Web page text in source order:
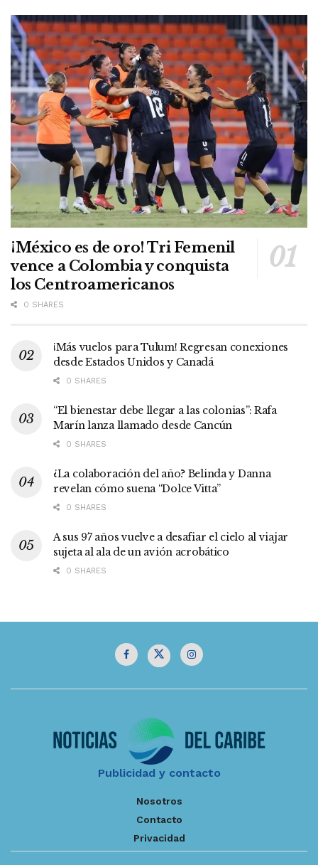
¡México es de oro! Tri Femenil
vence a Colombia y conquista
los Centroamericanos
0 SHARES
¡Más vuelos para Tulum! Regresan conexiones
desde Estados Unidos y Canadá
0 SHARES
“El bienestar debe llegar a las colonias”: Rafa
Marín lanza llamado desde Cancún
0 SHARES
¿La colaboración del año? Belinda y Danna
revelan cómo suena “Dolce Vitta”
0 SHARES
A sus 97 años vuelve a desafiar el cielo al viajar
sujeta al ala de un avión acrobático
0 SHARES
Publicidad y contacto
Nosotros
Contacto
Privacidad